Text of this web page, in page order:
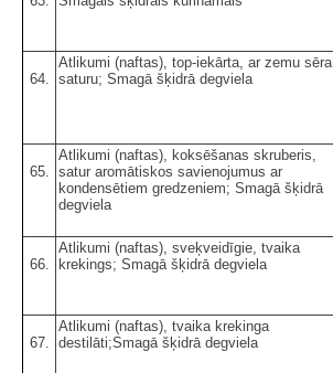
64.
Atlikumi (naftas), top-iekārta, ar zemu sēra
saturu; Smagā šķidrā degviela
65.
Atlikumi (naftas), koksēšanas skruberis,
satur aromātiskos savienojumus ar
kondensētiem gredzeniem; Smagā šķidrā
degviela
66.
Atlikumi (naftas), sveķveidīgie, tvaika
krekings; Smagā šķidrā degviela
67.
Atlikumi (naftas), tvaika krekinga
destilāti;Smagā šķidrā degviela